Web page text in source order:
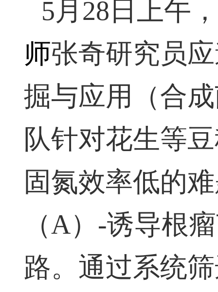
5月28日上午
师张奇研究员
掘与应用（合
队针对花生等
固氮效率低的
（A）-诱导根
路。通过系统